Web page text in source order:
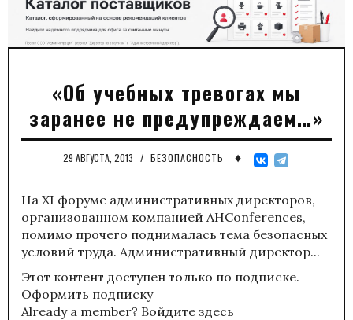
«Об учебных тревогах мы
заранее не предупреждаем…»
29 АВГУСТА, 2013 / БЕЗОПАСНОСТЬ ♦
На XI форуме административных директоров,
организованном компанией AHConferences,
помимо прочего поднималась тема безопасных
условий труда. Административный директор...
Этот контент доступен только по подписке.
Оформить подписку
Already a member? Войдите здесь